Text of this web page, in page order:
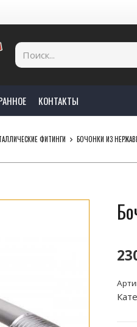
КОНТАКТЫ
ФИТИНГИ БОЧОНКИ ИЗ